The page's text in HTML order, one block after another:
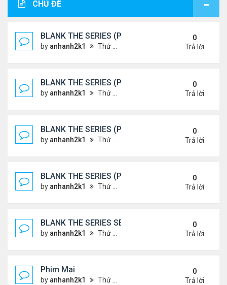
CHỦ ĐỀ
BLANK THE SERIES (PHẦN 2)
by anhanh2k1 Thứ 4 Tháng 5 29, 2024 3:16 am
0
Trả lời
BLANK THE SERIES (PHẦN 2)
by anhanh2k1 Thứ 7 Tháng 5 25, 2024 1:51 am
0
Trả lời
BLANK THE SERIES (PHẦN 2)
by anhanh2k1 Thứ 6 Tháng 5 24, 2024 1:54 am
0
Trả lời
BLANK THE SERIES (PHẦN 2)
by anhanh2k1 Thứ 6 Tháng 5 24, 2024 1:53 am
0
Trả lời
BLANK THE SERIES SEASON 2 (2024)
by anhanh2k1 Thứ 5 Tháng 5 23, 2024 1:03 am
0
Trả lời
Phim Mai
by anhanh2k1 Thứ 3 Tháng 5 21, 2024 1:06 am
0
Trả lời